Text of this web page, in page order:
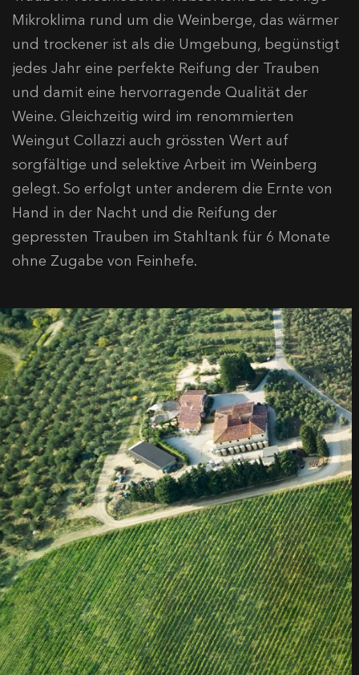
Mikroklima rund um die Weinberge, das wärmer
und trockener ist als die Umgebung, begünstigt
jedes Jahr eine perfekte Reifung der Trauben
und damit eine hervorragende Qualität der
Weine. Gleichzeitig wird im renommierten
Weingut Collazzi auch grössten Wert auf
sorgfältige und selektive Arbeit im Weinberg
gelegt. So erfolgt unter anderem die Ernte von
Hand in der Nacht und die Reifung der
gepressten Trauben im Stahltank für 6 Monate
ohne Zugabe von Feinhefe.